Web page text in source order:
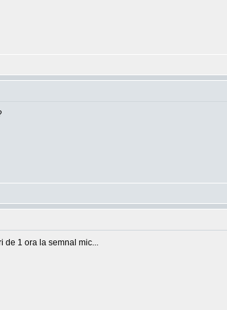
de 1 ora la semnal mic...